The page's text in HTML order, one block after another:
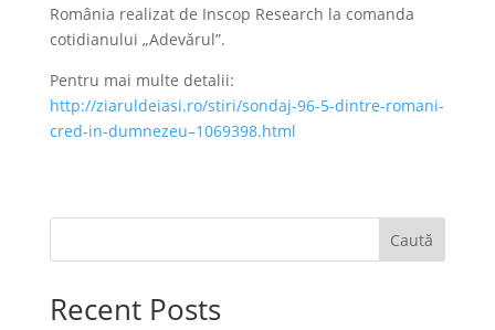
România realizat de Inscop Research la comanda
cotidianului „Adevărul”.
Pentru mai multe detalii:
http://ziaruldeiasi.ro/stiri/sondaj-96-5-dintre-romani-
cred-in-dumnezeu–1069398.html
Caută
Recent Posts